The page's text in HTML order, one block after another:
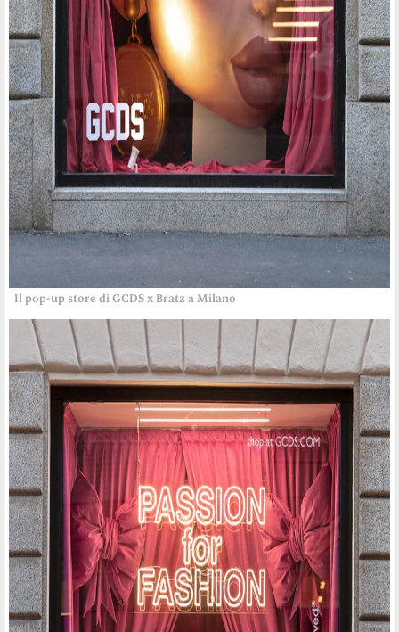
Il pop-up store di GCDS x Bratz a Milano